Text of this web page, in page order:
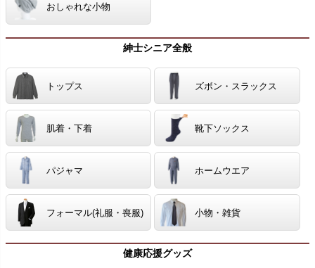
おしゃれな小物
紳士シニア全般
トップス ズボン・スラックス
肌着・下着 靴下ソックス
パジャマ ホームウエア
フォーマル(礼服・喪服) 小物・雑貨
健康応援グッズ